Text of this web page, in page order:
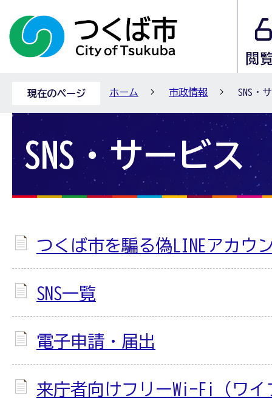
現在のページ ホーム 市政情報 SNS・
SNS・サービス
つくば市を騙る偽LINEアカウ
SNS一覧
電子申請・届出
来庁者向けフリーWi-Fi（ワイ